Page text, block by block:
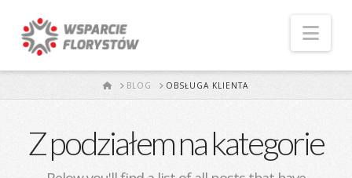
STARTBLOG OBSŁUGA KLIENTA
Z podziałem na kategorie